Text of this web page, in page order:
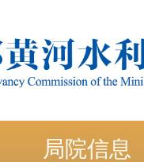
局院信息